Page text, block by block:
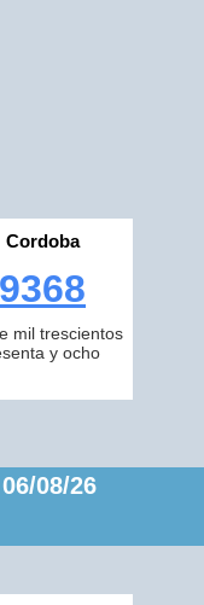
Cordoba
9368
mil trescientos
y ocho
08/26